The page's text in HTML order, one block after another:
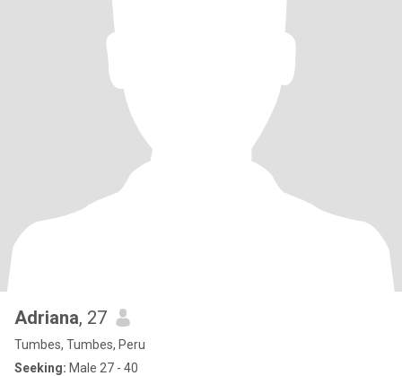
Adriana, 27
Tumbes, Tumbes, Peru
Seeking: Male 27 - 40